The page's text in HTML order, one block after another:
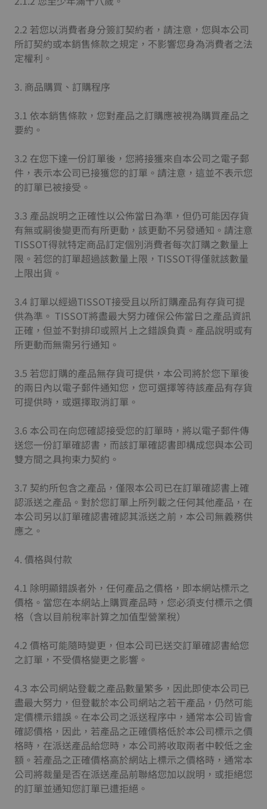
2.2 若您以消費者身分簽訂契約者，請注意，您與本公司
所訂契約或本銷售條款之規定，不影響您身為消費者之法
定權利。
3. 商品購買、訂購程序
3.1 依本銷售條款，您對產品之訂購應被視為購買產品之
要約。
3.2 在您下達一份訂單後，您將接獲來自本公司之電子郵
件，表示本公司已接獲您的訂單。請注意，這並不表示您
的訂單已被接受。
3.3 產品說明之正確性以公佈當日為準，但仍可能因存貨
有無或嗣後變更而有所更動，該更動不另發通知。請注意
TISSOT得就特定商品訂定個別消費者每次訂購之數量上
限。若您的訂單超過該數量上限，TISSOT得僅就該數量
上限出貨。
3.4 訂單以經過TISSOT接受且以所訂購產品有存貨可提
供為準。 TISSOT將盡最大努力確保公佈當日之產品資訊
正確，但並不對排印或照片上之錯誤負責。產品說明或有
所更動而無需另行通知。
3.5 若您訂購的產品無存貨可提供，本公司將於您下單後
的兩日內以電子郵件通知您，您可選擇等待該產品有存貨
可提供時，或選擇取消訂單。
3.6 本公司在向您確認接受您的訂單時，將以電子郵件傳
送您一份訂單確認書，而該訂單確認書即構成您與本公司
雙方間之具拘束力契約。
3.7 契約所包含之產品，僅限本公司已在訂單確認書上確
認派送之產品。對於您訂單上所列載之任何其他產品，在
本公司另以訂單確認書確認其派送之前，本公司無義務供
應之。
4. 價格與付款
4.1 除明顯錯誤者外，任何產品之價格，即本網站標示之
價格。當您在本網站上購買產品時，您必須支付標示之價
格（含以目前稅率計算之加值型營業稅）
4.2 價格可能隨時變更，但本公司已送交訂單確認書給您
之訂單，不受價格變更之影響。
4.3 本公司網站登載之產品數量繁多，因此即使本公司已
盡最大努力，但登載於本公司網站之若干產品，仍然可能
定價標示錯誤。在本公司之派送程序中，通常本公司皆會
確認價格，因此，若產品之正確價格低於本公司標示之價
格時，在派送產品給您時，本公司將收取兩者中較低之金
額。若產品之正確價格高於網站上標示之價格時，通常本
公司將裁量是否在派送產品前聯絡您加以說明，或拒絕您
的訂單並通知您訂單已遭拒絕。